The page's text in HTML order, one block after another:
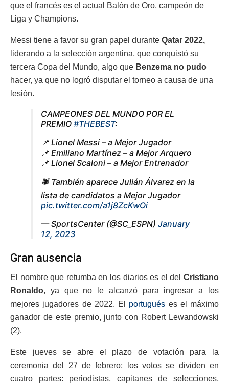
que el francés es el actual Balón de Oro, campeón de
Liga y Champions.
Messi tiene a favor su gran papel durante Qatar 2022,
liderando a la selección argentina, que conquistó su
tercera Copa del Mundo, algo que Benzema no pudo
hacer, ya que no logró disputar el torneo a causa de una
lesión.
CAMPEONES DEL MUNDO POR EL
PREMIO #THEBEST:
📌 Lionel Messi – a Mejor Jugador
📌 Emiliano Martínez – a Mejor Arquero
📌 Lionel Scaloni – a Mejor Entrenador
🕷️ También aparece Julián Álvarez en la
lista de candidatos a Mejor Jugador
pic.twitter.com/a1j8ZcKwOi
— SportsCenter (@SC_ESPN) January
12, 2023
Gran ausencia
El nombre que retumba en los diarios es el del Cristiano
Ronaldo, ya que no le alcanzó para ingresar a los
mejores jugadores de 2022. El portugués es el máximo
ganador de este premio, junto con Robert Lewandowski
(2).
Este jueves se abre el plazo de votación para la
ceremonia del 27 de febrero; los votos se dividen en
cuatro partes: periodistas, capitanes de selecciones,